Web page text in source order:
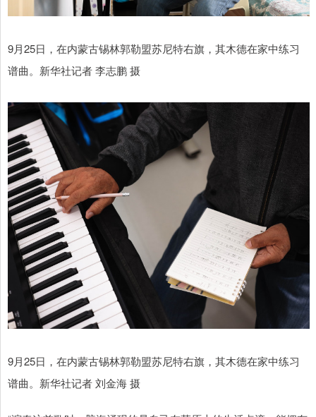
9月25日，在内蒙古锡林郭勒盟苏尼特右旗，其木德在家中练习
谱曲。新华社记者 李志鹏 摄
9月25日，在内蒙古锡林郭勒盟苏尼特右旗，其木德在家中练习
谱曲。新华社记者 刘金海 摄